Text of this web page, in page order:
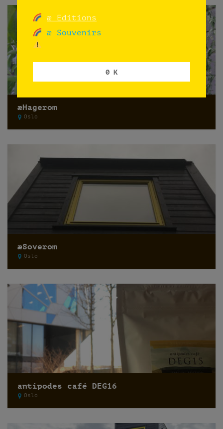
æHagerom
Oslo
æSoverom
Oslo
antipodes café DEG16
Oslo
æ Editions
æ Souvenirs
0 K